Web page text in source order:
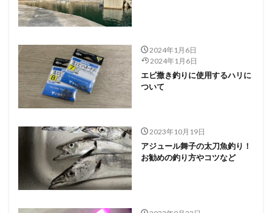
2024年1月6日
2024年1月6日
エビ撒き釣りに使用するハリに
ついて
2023年10月19日
アジュール舞子の太刀魚釣り！
お勧めの釣り方やコツなど